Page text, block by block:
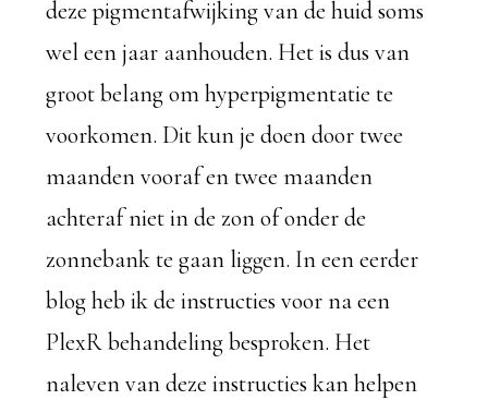
deze pigmentafwijking van de huid soms
wel een jaar aanhouden. Het is dus van
groot belang om hyperpigmentatie te
voorkomen. Dit kun je doen door twee
maanden vooraf en twee maanden
achteraf niet in de zon of onder de
zonnebank te gaan liggen. In een eerder
blog heb ik de instructies voor na een
PlexR behandeling besproken. Het
naleven van deze instructies kan helpen